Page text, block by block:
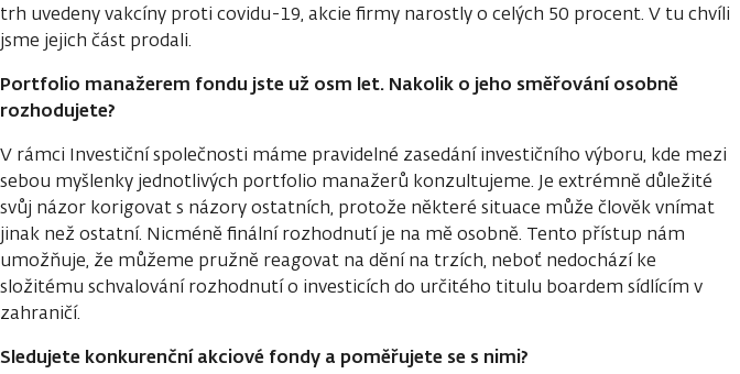
trh uvedeny vakcíny proti covidu-19, akcie firmy narostly o celých 50 procent. V tu chvíli
jsme jejich část prodali.
Portfolio manažerem fondu jste už osm let. Nakolik o jeho směřování osobně
rozhodujete?
V rámci Investiční společnosti máme pravidelné zasedání investičního výboru, kde mezi
sebou myšlenky jednotlivých portfolio manažerů konzultujeme. Je extrémně důležité
svůj názor korigovat s názory ostatních, protože některé situace může člověk vnímat
jinak než ostatní. Nicméně finální rozhodnutí je na mě osobně. Tento přístup nám
umožňuje, že můžeme pružně reagovat na dění na trzích, neboť nedochází ke
složitému schvalování rozhodnutí o investicích do určitého titulu boardem sídlícím v
zahraničí.
Sledujete konkurenční akciové fondy a poměřujete se s nimi?